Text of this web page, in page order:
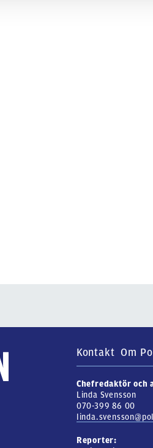
Kontakt Om
Chefredaktör och
Linda Svensson
070-399 86 00
Reporter: